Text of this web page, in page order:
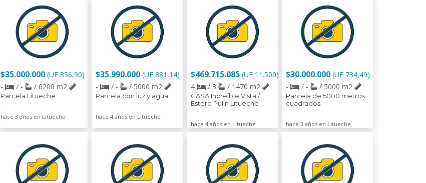
$35.000.000 (UF 856,90)
-
/ - / 6200 m2
Parcela Litueche
hace 3 años en Litueche
$35.990.000 (UF 881,14)
-
/ - / 5000 m2
Parcela con luz y agua
hace 4 años en Litueche
$469.715.085 (UF 11.500)
4
/ 3 / 1470 m2
CASA Increíble Vista /
Estero Pulin Litueche
hace 4 años en Litueche
$30.000.000 (UF 734,49)
-
/ - / 5000 m2
Parcela de 5000 metros
cuadrados
hace 3 años en Litueche